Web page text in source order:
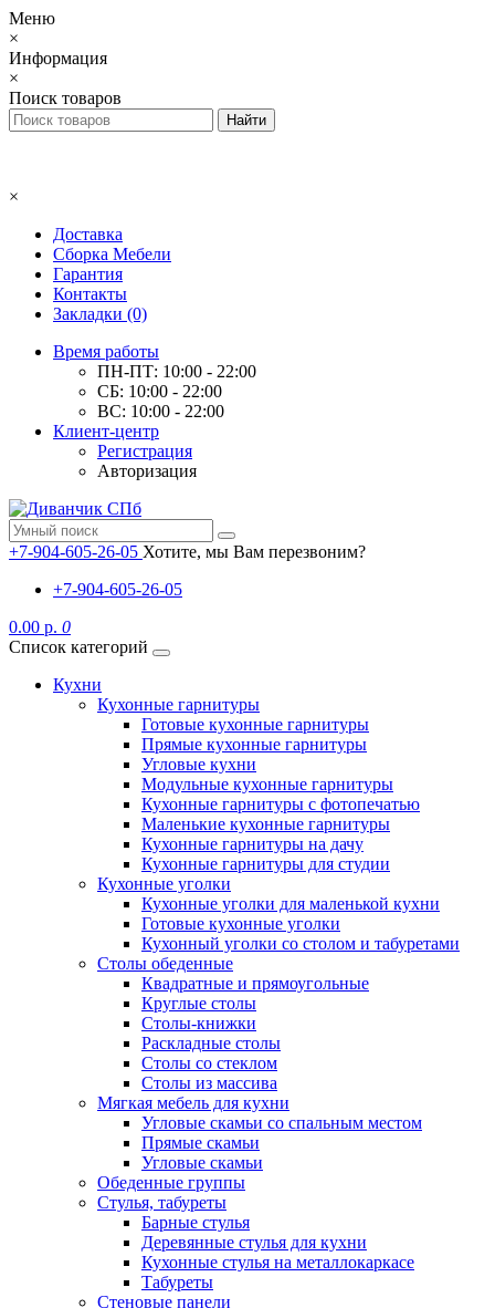
Меню
×
Информация
×
Поиск товаров
×
Доставка
Сборка Мебели
Гарантия
Контакты
Закладки (0)
Время работы
ПН-ПТ: 10:00 - 22:00
СБ: 10:00 - 22:00
ВС: 10:00 - 22:00
Клиент-центр
Регистрация
Авторизация
+7-904-605-26-05 Хотите, мы Вам перезвоним?
+7-904-605-26-05
0.00 р. 0
Список категорий
Кухни
Кухонные гарнитуры
Готовые кухонные гарнитуры
Прямые кухонные гарнитуры
Угловые кухни
Модульные кухонные гарнитуры
Кухонные гарнитуры с фотопечатью
Маленькие кухонные гарнитуры
Кухонные гарнитуры на дачу
Кухонные гарнитуры для студии
Кухонные уголки
Кухонные уголки для маленькой кухни
Готовые кухонные уголки
Кухонный уголки со столом и табуретами
Столы обеденные
Квадратные и прямоугольные
Круглые столы
Столы-книжки
Раскладные столы
Столы со стеклом
Столы из массива
Мягкая мебель для кухни
Угловые скамьи со спальным местом
Прямые скамьи
Угловые скамьи
Обеденные группы
Стулья, табуреты
Барные стулья
Деревянные стулья для кухни
Кухонные стулья на металлокаркасе
Табуреты
Стеновые панели